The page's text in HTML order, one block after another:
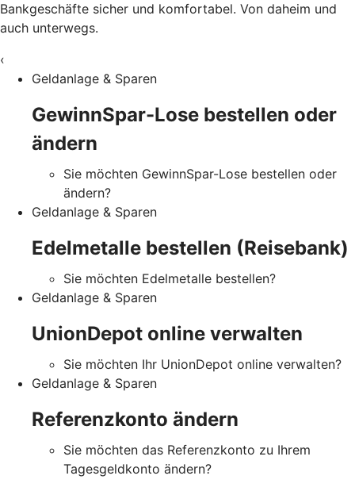
Bankgeschäfte sicher und komfortabel. Von daheim und
auch unterwegs.
‹
Geldanlage & Sparen
GewinnSpar-Lose bestellen oder
ändern
Sie möchten GewinnSpar-Lose bestellen oder
ändern?
Geldanlage & Sparen
Edelmetalle bestellen (Reisebank)
Sie möchten Edelmetalle bestellen?
Geldanlage & Sparen
UnionDepot online verwalten
Sie möchten Ihr UnionDepot online verwalten?
Geldanlage & Sparen
Referenzkonto ändern
Sie möchten das Referenzkonto zu Ihrem
Tagesgeldkonto ändern?